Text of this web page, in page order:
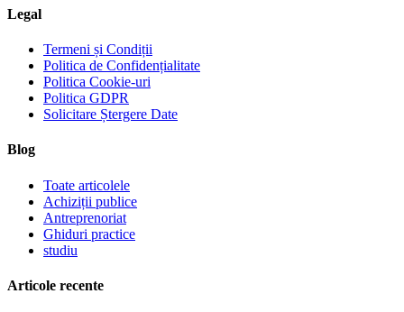
Legal
Termeni și Condiții
Politica de Confidențialitate
Politica Cookie-uri
Politica GDPR
Solicitare Ștergere Date
Blog
Toate articolele
Achiziții publice
Antreprenoriat
Ghiduri practice
studiu
Articole recente